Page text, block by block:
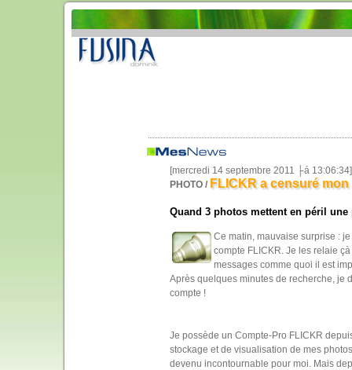
[mercredi 14 septembre 2011 ├á
PHOTO / FLICKR a censuré
Quand 3 photos mettent en péril
Ce matin, mauvaise surprise :
compte FLICKR. Je les relaie
messages comme quoi il est
Après quelques minutes de recherche, je
compte !
Je possède un Compte-Pro FLICKR
stockage et de visualisation de mes
devenu incontournable pour moi. Mais